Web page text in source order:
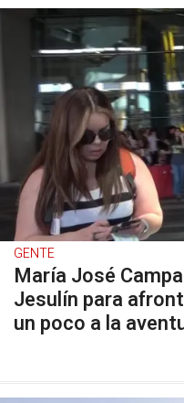
GENTE
María José
Jesulín para
un poco a la